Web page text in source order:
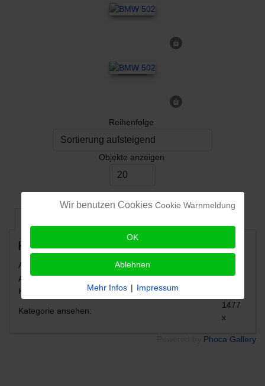
Reihenfolge
Objekte anzeigen
Kategorie
Anzahl an veröffentlichten Bildern in der Kategorie:
Anzahl an nicht veröffentlichten Bildern in der
Kategorie:
Kategorie ansehen:
1477
x
Phoca Gallery
Wir benutzen Cookies Cookie Warnmeldung
OK
Ablehnen
Mehr Infos | Impressum